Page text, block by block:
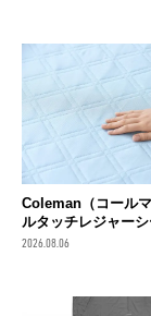
Coleman（コール
ルタッチレジャーシ
2026.08.06